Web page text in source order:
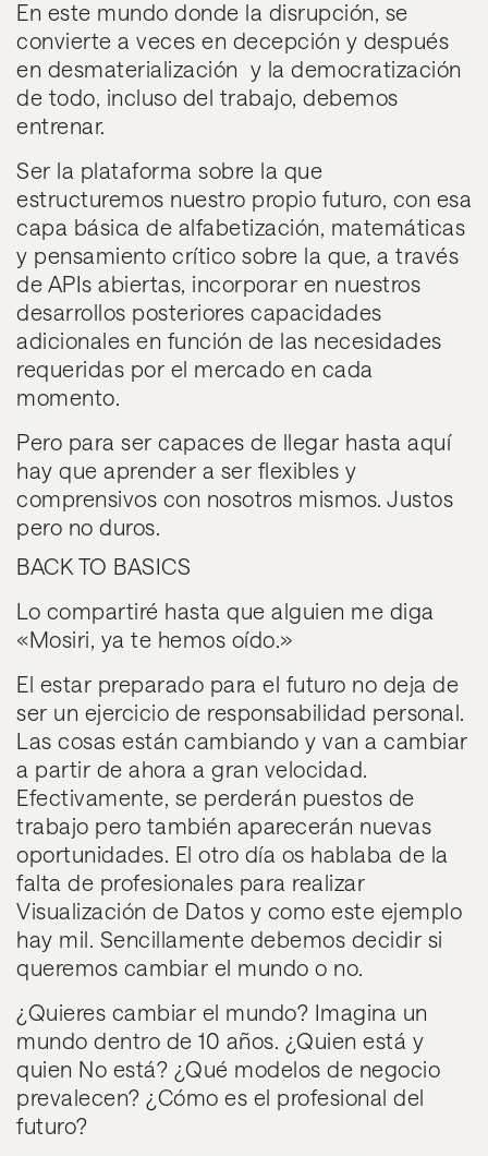
En este mundo donde la disrupción, se
convierte a veces en decepción y después
en desmaterialización y la democratización
de todo, incluso del trabajo, debemos
entrenar.
Ser la plataforma sobre la que
estructuremos nuestro propio futuro, con esa
capa básica de alfabetización, matemáticas
y pensamiento crítico sobre la que, a través
de APIs abiertas, incorporar en nuestros
desarrollos posteriores capacidades
adicionales en función de las necesidades
requeridas por el mercado en cada
momento.
Pero para ser capaces de llegar hasta aquí
hay que aprender a ser flexibles y
comprensivos con nosotros mismos. Justos
pero no duros.
BACK TO BASICS
Lo compartiré hasta que alguien me diga
«Mosiri, ya te hemos oído.»
El estar preparado para el futuro no deja de
ser un ejercicio de responsabilidad personal.
Las cosas están cambiando y van a cambiar
a partir de ahora a gran velocidad.
Efectivamente, se perderán puestos de
trabajo pero también aparecerán nuevas
oportunidades. El otro día os hablaba de la
falta de profesionales para realizar
Visualización de Datos y como este ejemplo
hay mil. Sencillamente debemos decidir si
queremos cambiar el mundo o no.
¿Quieres cambiar el mundo? Imagina un
mundo dentro de 10 años. ¿Quien está y
quien No está? ¿Qué modelos de negocio
prevalecen? ¿Cómo es el profesional del
futuro?